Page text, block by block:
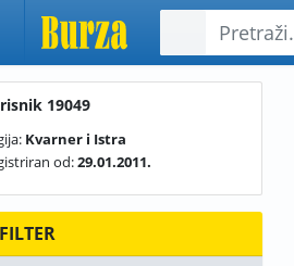
19049
Kvarner i Istra
od:29.01.2011.
FILTER